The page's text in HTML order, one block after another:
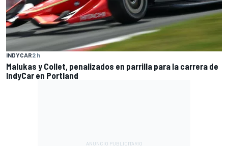
INDYCAR2 h
Malukas y Collet, penalizados en parrilla para la carrera de
IndyCar en Portland